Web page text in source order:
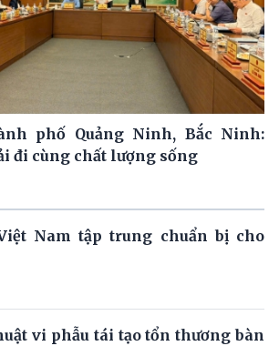
phố Quảng Ninh, Bắc Ninh:
đi cùng chất lượng sống
Nam tập trung chuẩn bị cho
vi phẫu tái tạo tổn thương bàn